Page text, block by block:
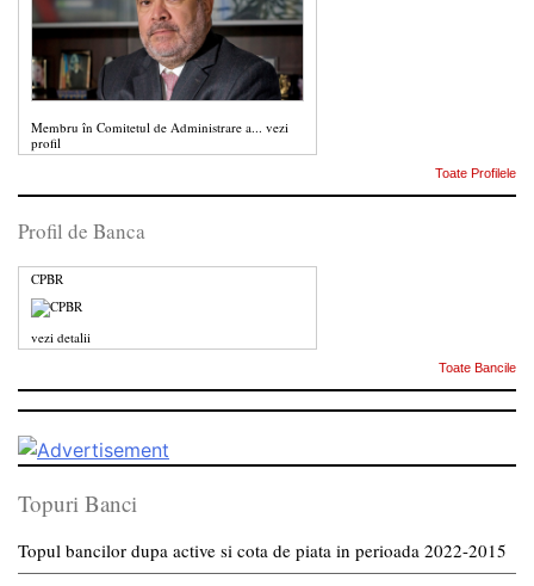
Membru în Comitetul de Administrare a... vezi
profil
Toate Profilele
Profil de Banca
CPBR
vezi detalii
Toate Bancile
Topuri Banci
Topul bancilor dupa active si cota de piata in perioada 2022-2015